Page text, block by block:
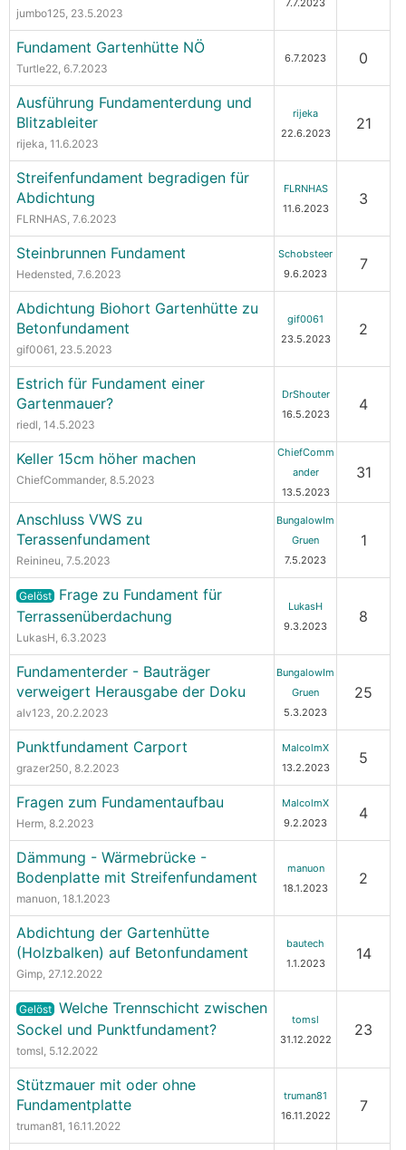
jumbo125, 23.5.2023
7.7.2023
Fundament Gartenhütte NÖ
Turtle22, 6.7.2023
6.7.2023 0
Ausführung Fundamenterdung und
Blitzableiter
rijeka, 11.6.2023
rijeka
22.6.2023
21
Streifenfundament begradigen für
Abdichtung
FLRNHAS, 7.6.2023
FLRNHAS
11.6.2023
3
Steinbrunnen Fundament
Hedensted, 7.6.2023
Schobsteer
9.6.2023
7
Abdichtung Biohort Gartenhütte zu
Betonfundament
gif0061, 23.5.2023
gif0061
23.5.2023
2
Estrich für Fundament einer
Gartenmauer?
riedl, 14.5.2023
DrShouter
16.5.2023
4
Keller 15cm höher machen
ChiefCommander, 8.5.2023
ChiefComm
ander
13.5.2023
31
Anschluss VWS zu
Terassenfundament
Reinineu, 7.5.2023
BungalowIm
Gruen
7.5.2023
1
Gelöst Frage zu Fundament für
Terrassenüberdachung
LukasH, 6.3.2023
LukasH
9.3.2023
8
Fundamenterder - Bauträger
verweigert Herausgabe der Doku
alv123, 20.2.2023
BungalowIm
Gruen
5.3.2023
25
Punktfundament Carport
grazer250, 8.2.2023
MalcolmX
13.2.2023
5
Fragen zum Fundamentaufbau
Herm, 8.2.2023
MalcolmX
9.2.2023
4
Dämmung - Wärmebrücke -
Bodenplatte mit Streifenfundament
manuon, 18.1.2023
manuon
18.1.2023
2
Abdichtung der Gartenhütte
(Holzbalken) auf Betonfundament
Gimp, 27.12.2022
bautech
1.1.2023
14
Gelöst Welche Trennschicht zwischen
Sockel und Punktfundament?
tomsl, 5.12.2022
tomsl
31.12.2022
23
Stützmauer mit oder ohne
Fundamentplatte
truman81, 16.11.2022
truman81
16.11.2022
7